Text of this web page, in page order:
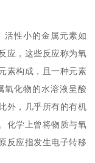
活性小的金属元素如
应，这些反应称为氧
素构成，且一种元素
氧化物的水溶液呈酸
外，几乎所有的有机
化学上曾将物质与氧
反应指发生电子转移